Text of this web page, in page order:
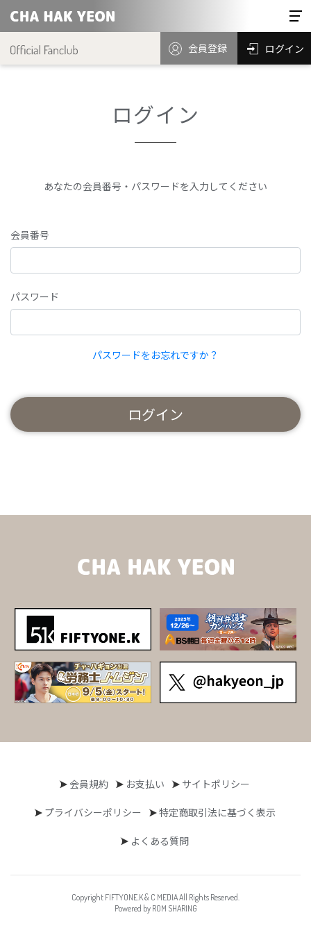
会員登録 ログイン
ログイン
あなたの会員番号・パスワードを入力してください
会員番号
パスワード
パスワードをお忘れですか？
ログイン
会員規約 お支払い サイトポリシー
プライバシーポリシー 特定商取引法に基づく表示
よくある質問
Copyright FIFTYONE.K & C MEDIA All Rights Reserved.
Powered by ROM SHARING